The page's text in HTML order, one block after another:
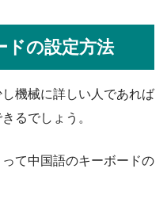
ドの設定方法
機械に詳しい人であれば
るでしょう。
て中国語のキーボードの